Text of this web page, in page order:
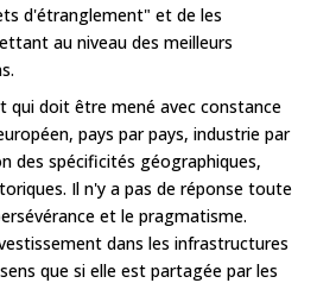
d'étranglement" et de les
au niveau des meilleurs
qui doit être mené avec constance
pays par pays, industrie par
des spécificités géographiques,
Il n'y a pas de réponse toute
et le pragmatisme.
dans les infrastructures
que si elle est partagée par les